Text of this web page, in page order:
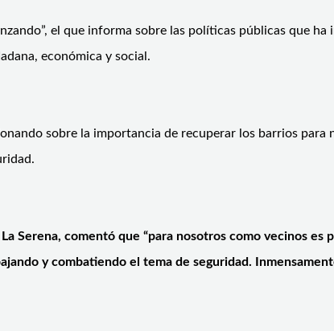
el que informa sobre las políticas públicas que
económica y social.
sobre la importancia de recuperar los barrios
Serena, comentó que “para nosotros como vecinos
y combatiendo el tema de seguridad.